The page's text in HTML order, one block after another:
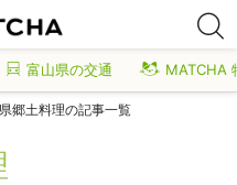
富山県の交通 MATCHA
郷土料理の記事一覧